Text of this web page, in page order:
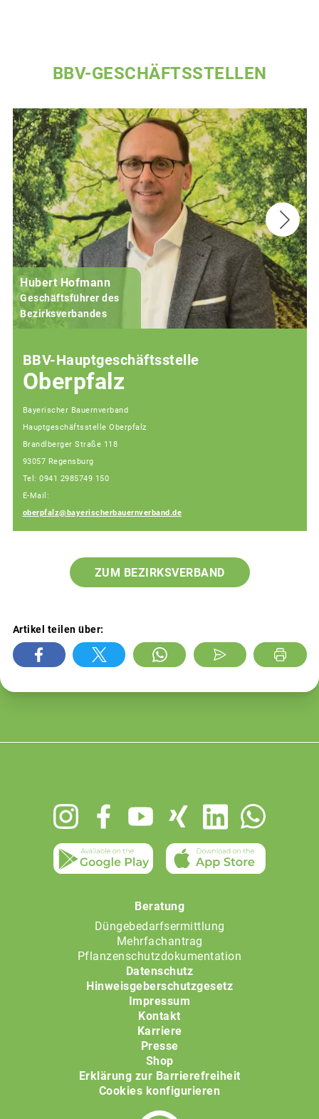
BBV-GESCHÄFTSSTELLEN
Hubert Hofmann
Geschäftsführer des
Bezirksverbandes
BBV-Hauptgeschäftsstelle
Oberpfalz
Bayerischer Bauernverband
Hauptgeschäftsstelle Oberpfalz
Brandlberger Straße 118
93057 Regensburg
Tel: 0941 2985749 150
E-Mail:
oberpfalz@bayerischerbauernverband.de
ZUM BEZIRKSVERBAND
Artikel teilen über:
Beratung
Düngebedarfsermittlung
Mehrfachantrag
Pflanzenschutzdokumentation
Datenschutz
Hinweisgeberschutzgesetz
Impressum
Kontakt
Karriere
Presse
Shop
Erklärung zur Barrierefreiheit
Cookies konfigurieren